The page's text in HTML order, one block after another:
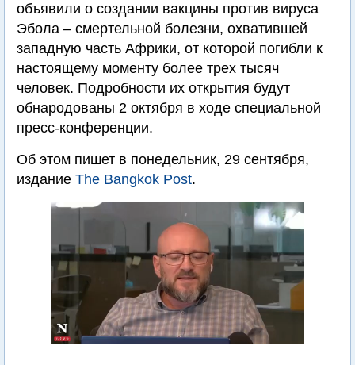
объявили о создании вакцины против вируса
Эбола – смертельной болезни, охватившей
западную часть Африки, от которой погибли к
настоящему моменту более трех тысяч
человек. Подробности их открытия будут
обнародованы 2 октября в ходе специальной
пресс-конференции.
Об этом пишет в понедельник, 29 сентября,
издание The Bangkok Post.